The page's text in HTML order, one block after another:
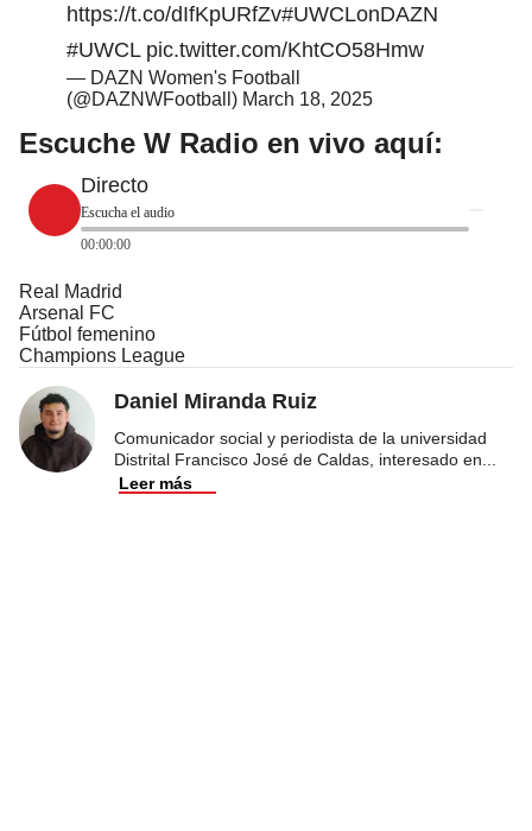
https://t.co/dIfKpURfZv#UWCLonDAZN
#UWCL pic.twitter.com/KhtCO58Hmw
— DAZN Women's Football
(@DAZNWFootball) March 18, 2025
Escuche W Radio en vivo aquí:
Directo
Escucha el audio
00:00:00
Real Madrid
Arsenal FC
Fútbol femenino
Champions League
Daniel Miranda Ruiz
Comunicador social y periodista de la universidad
Distrital Francisco José de Caldas, interesado en
Leer más